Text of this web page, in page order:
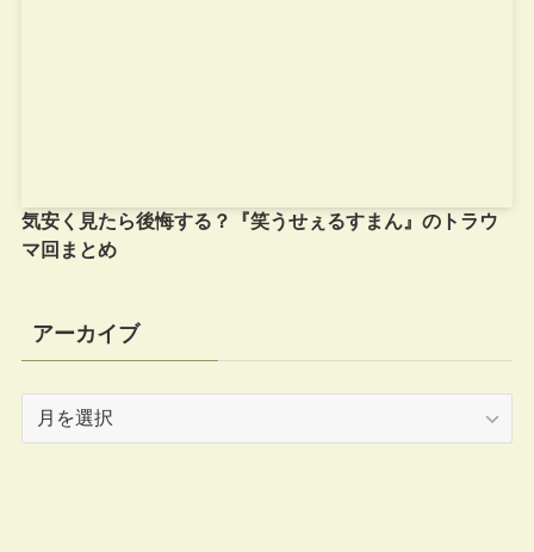
気安く見たら後悔する？『笑うせぇるすまん』のトラウ
マ回まとめ
アーカイブ